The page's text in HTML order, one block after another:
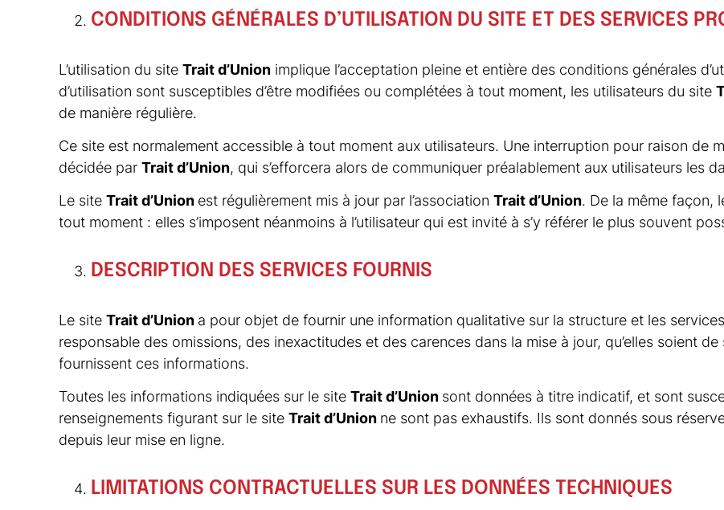
CONDITIONS GÉNÉRALES D’UTILISATION DU SITE ET DES SERVICES
L’utilisation du site Trait d’Union implique l’acceptation pleine et entière des conditions générales
d’utilisation sont susceptibles d’être modifiées ou complétées à tout moment, les utilisateurs du site
de manière régulière.
Ce site est normalement accessible à tout moment aux utilisateurs. Une interruption pour raison de
décidée par Trait d’Union, qui s’efforcera alors de communiquer préalablement aux utilisateurs les
Le site Trait d’Union est régulièrement mis à jour par l’association Trait d’Union. De la même façon,
tout moment : elles s’imposent néanmoins à l’utilisateur qui est invité à s’y référer le plus souvent
DESCRIPTION DES SERVICES FOURNIS
Le site Trait d’Union a pour objet de fournir une information qualitative sur la structure et les
responsable des omissions, des inexactitudes et des carences dans la mise à jour, qu’elles soient
fournissent ces informations.
Toutes les informations indiquées sur le site Trait d’Union sont données à titre indicatif, et sont
renseignements figurant sur le site Trait d’Union ne sont pas exhaustifs. Ils sont donnés sous
depuis leur mise en ligne.
LIMITATIONS CONTRACTUELLES SUR LES DONNÉES TECHNIQUES